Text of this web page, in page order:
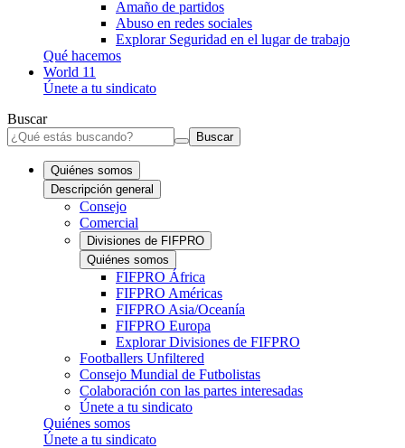
Amaño de partidos
Abuso en redes sociales
Explorar Seguridad en el lugar de trabajo
Qué hacemos
World 11
Únete a tu sindicato
Buscar
Buscar
Quiénes somos
Descripción general
Consejo
Comercial
Divisiones de FIFPRO
Quiénes somos
FIFPRO África
FIFPRO Américas
FIFPRO Asia/Oceanía
FIFPRO Europa
Explorar Divisiones de FIFPRO
Footballers Unfiltered
Consejo Mundial de Futbolistas
Colaboración con las partes interesadas
Únete a tu sindicato
Quiénes somos
Únete a tu sindicato